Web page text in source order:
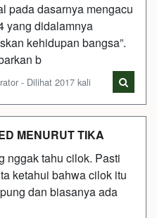
pada dasarnya mengacu
yang didalamnya
kehidupan bangsa”.
b
- Dilihat 2017 kali
MENURUT TIKA
tahu cilok. Pasti
ketahui bahwa cilok itu
dan biasanya ada